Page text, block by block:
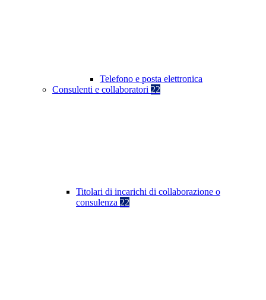
Telefono e posta elettronica
Consulenti e collaboratori 22
Titolari di incarichi di collaborazione o
consulenza 22